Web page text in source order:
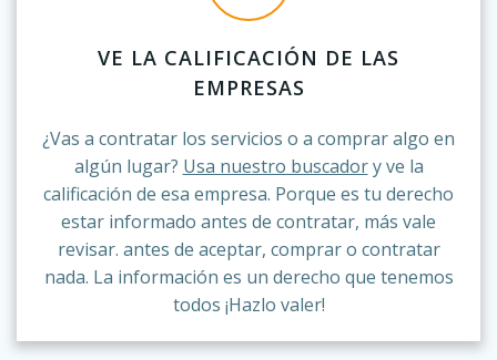
VE LA CALIFICACIÓN DE LAS
EMPRESAS
¿Vas a contratar los servicios o a comprar algo en
algún lugar? Usa nuestro buscadory ve la
calificación de esa empresa. Porque es tu derecho
estar informado antes de contratar, más vale
revisar. antes de aceptar, comprar o contratar
nada. La información es un derecho que tenemos
todos ¡Hazlo valer!